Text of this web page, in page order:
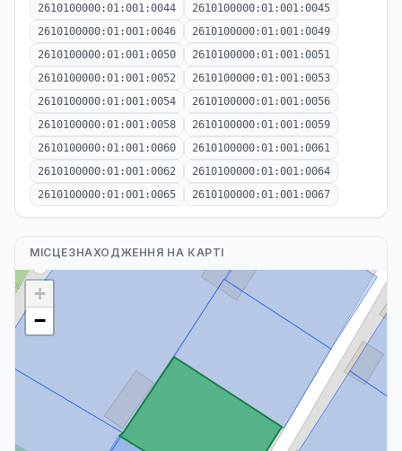
2610100000:01:001:0044
2610100000:01:001:0045
2610100000:01:001:0046
2610100000:01:001:0049
2610100000:01:001:0050
2610100000:01:001:0051
2610100000:01:001:0052
2610100000:01:001:0053
2610100000:01:001:0054
2610100000:01:001:0056
2610100000:01:001:0058
2610100000:01:001:0059
2610100000:01:001:0060
2610100000:01:001:0061
2610100000:01:001:0062
2610100000:01:001:0064
2610100000:01:001:0065
2610100000:01:001:0067
МІСЦЕЗНАХОДЖЕННЯ НА КАРТІ
+
−